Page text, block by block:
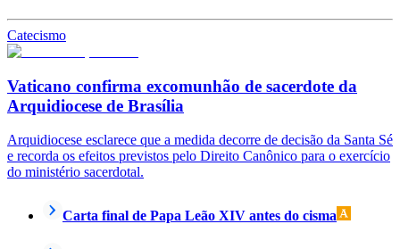
Catecismo
Vaticano confirma excomunhão de sacerdote da
Arquidiocese de Brasília
Arquidiocese esclarece que a medida decorre de decisão da Santa Sé
e recorda os efeitos previstos pelo Direito Canônico para o exercício
do ministério sacerdotal.
Carta final de Papa Leão XIV antes do cisma